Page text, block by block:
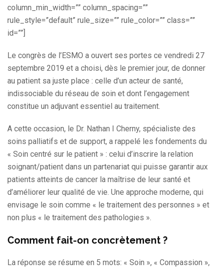
column_min_width=”” column_spacing=””
rule_style=”default” rule_size=”” rule_color=”” class=””
id=””]
Le congrès de l’ESMO a ouvert ses portes ce vendredi 27
septembre 2019 et a choisi, dès le premier jour, de donner
au patient sa juste place : celle d’un acteur de santé,
indissociable du réseau de soin et dont l’engagement
constitue un adjuvant essentiel au traitement.
A cette occasion, le Dr. Nathan I Cherny, spécialiste des
soins palliatifs et de support, a rappelé les fondements du
« Soin centré sur le patient » : celui d’inscrire la relation
soignant/patient dans un partenariat qui puisse garantir aux
patients atteints de cancer la maîtrise de leur santé et
d’améliorer leur qualité de vie. Une approche moderne, qui
envisage le soin comme « le traitement des personnes » et
non plus « le traitement des pathologies ».
Comment fait-on concrètement ?
La réponse se résume en 5 mots: « Soin », « Compassion »,